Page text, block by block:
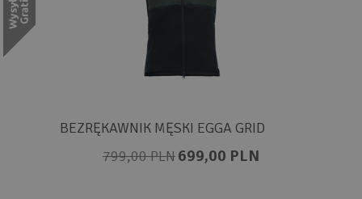
BEZRĘKAWNIK MĘSKI EGGA GRID
799,00 PLN699,00 PLN